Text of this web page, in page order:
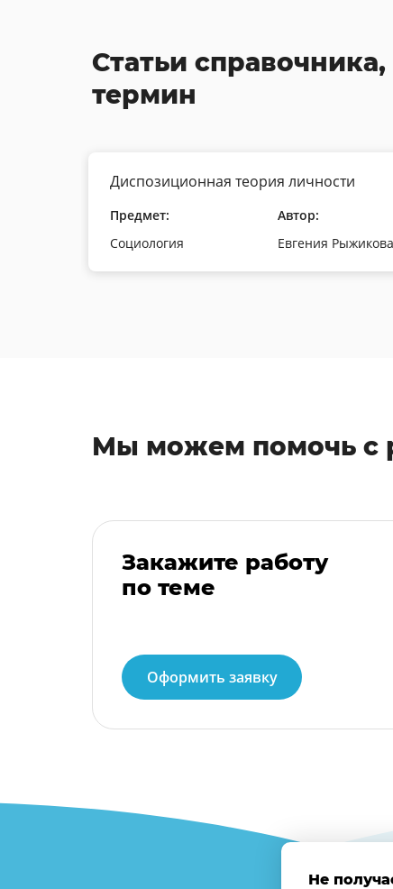
Статьи
термин
Диспозиционная теория личности
Предмет:
Социология
Автор:
Евгения Рыжикова
Мы можем помочь с
Закажите работу
по теме
Оформить заявку
Не